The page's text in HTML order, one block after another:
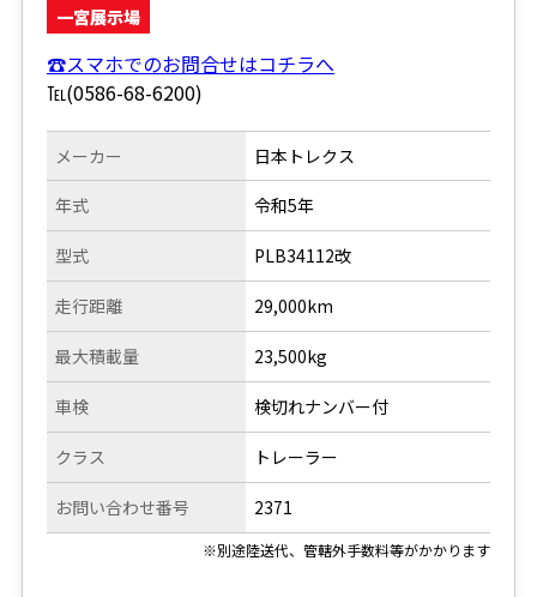
一宮展示場
☎スマホでのお問合せはコチラへ
℡(0586-68-6200)
メーカー
年式
型式
走行距離
日本トレクス
令和5年
PLB34112改
29,000km
最大積載量
車検
クラス
お問い合わせ番号
23,500kg
検切れナンバー付
トレーラー
2371
※別途陸送代、管轄外手数料等がかかります